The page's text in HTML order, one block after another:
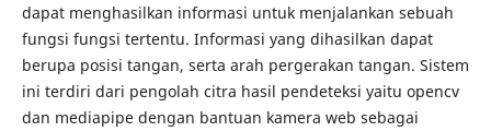
dapat menghasilkan informasi untuk menjalankan sebuah
fungsi fungsi tertentu. Informasi yang dihasilkan dapat
berupa posisi tangan, serta arah pergerakan tangan. Sistem
ini terdiri dari pengolah citra hasil pendeteksi yaitu opencv
dan mediapipe dengan bantuan kamera web sebagai